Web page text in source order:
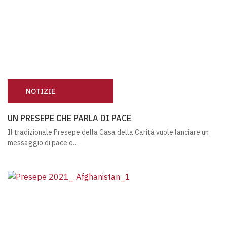
NOTIZIE
UN PRESEPE CHE PARLA DI PACE
Il tradizionale Presepe della Casa della Carità vuole lanciare un
messaggio di pace e…